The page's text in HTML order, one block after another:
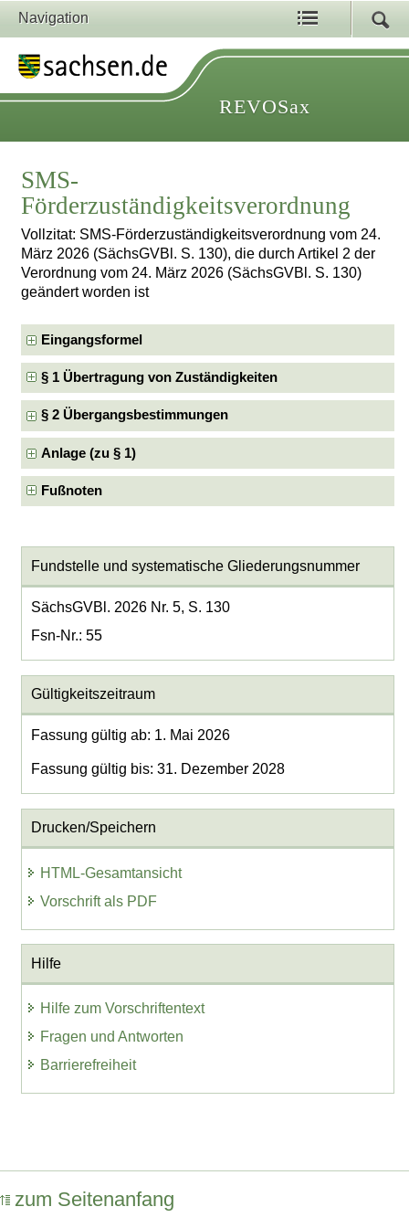
Navigation
REVOSax
SMS-
Förderzuständigkeitsverordnung
Vollzitat: SMS-Förderzuständigkeitsverordnung vom 24.
März 2026 (SächsGVBl. S. 130), die durch Artikel 2 der
Verordnung vom 24. März 2026 (SächsGVBl. S. 130)
geändert worden ist
Eingangsformel
§ 1 Übertragung von Zuständigkeiten
§ 2 Übergangsbestimmungen
Anlage (zu § 1)
Fußnoten
Fundstelle und systematische Gliederungsnummer
SächsGVBl. 2026 Nr. 5, S. 130
Fsn-Nr.: 55
Gültigkeitszeitraum
Fassung gültig ab: 1. Mai 2026
Fassung gültig bis: 31. Dezember 2028
Drucken/Speichern
HTML-Gesamtansicht
Vorschrift als PDF
Hilfe
Hilfe zum Vorschriftentext
Fragen und Antworten
Barrierefreiheit
zum Seitenanfang